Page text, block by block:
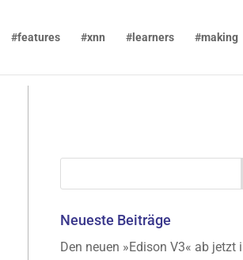
#features #xnn #learners #making
Neueste Beiträge
Den neuen »Edison V3« ab jetzt